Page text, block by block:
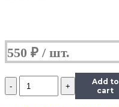
550 ₽
Количество
Чип
Add to
cart